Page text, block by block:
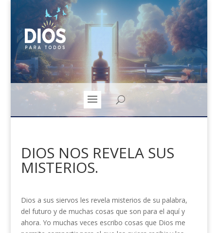
DIOS NOS REVELA SUS
MISTERIOS.
Dios a sus siervos les revela misterios de su palabra,
del futuro y de muchas cosas que son para el aquí y
ahora. Yo muchas veces escribo cosas que Dios me